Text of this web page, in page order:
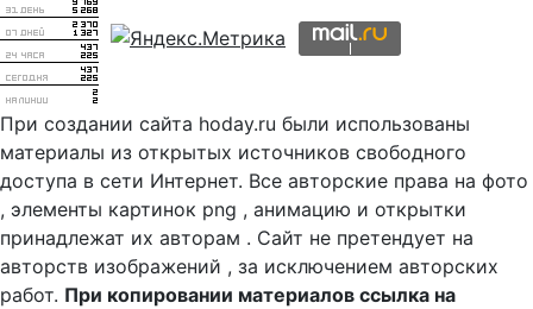
При создании сайта hoday.ru были использованы
материалы из открытых источников свободного
доступа в сети Интернет. Все авторские права на фото
, элементы картинок png , анимацию и открытки
принадлежат их авторам . Сайт не претендует на
авторств изображений , за исключением авторских
работ. При копировании материалов ссылка на